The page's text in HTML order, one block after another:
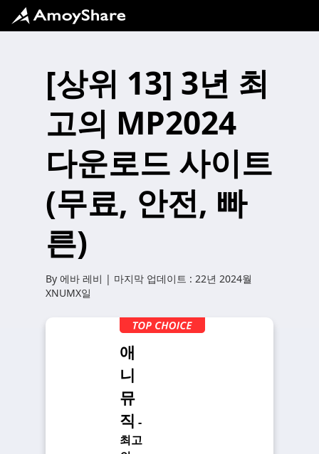
[상위 13] 3년 최
고의 MP2024
다운로드 사이트
(무료, 안전, 빠
른)
By 에바 레비 | 마지막 업데이트 : 22년 2024월
XNUMX일
애
니
뮤
직 -
최고